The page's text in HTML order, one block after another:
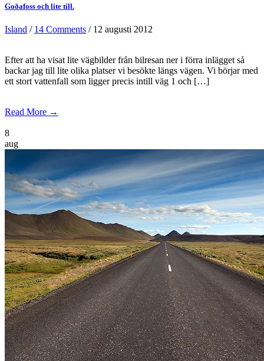
Goðafoss och lite till.
Island / 14 Comments / 12 augusti 2012
Efter att ha visat lite vägbilder från bilresan ner i förra inlägget så
backar jag till lite olika platser vi besökte längs vägen. Vi börjar med
ett stort vattenfall som ligger precis intill väg 1 och […]
Read More →
8
aug